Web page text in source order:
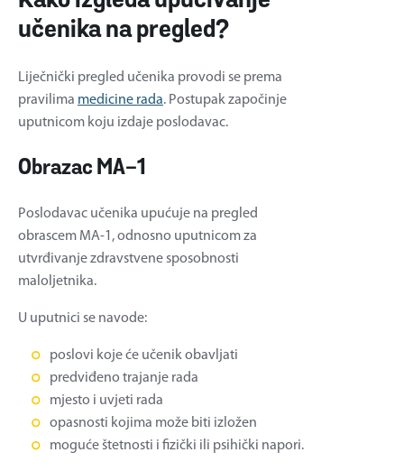
učenika na pregled?
Liječnički pregled učenika provodi se prema
pravilima medicine rada. Postupak započinje
uputnicom koju izdaje poslodavac.
Obrazac MA-1
Poslodavac učenika upućuje na pregled
obrascem MA-1, odnosno uputnicom za
utvrđivanje zdravstvene sposobnosti
maloljetnika.
U uputnici se navode:
poslovi koje će učenik obavljati
predviđeno trajanje rada
mjesto i uvjeti rada
opasnosti kojima može biti izložen
moguće štetnosti i fizički ili psihički napori.